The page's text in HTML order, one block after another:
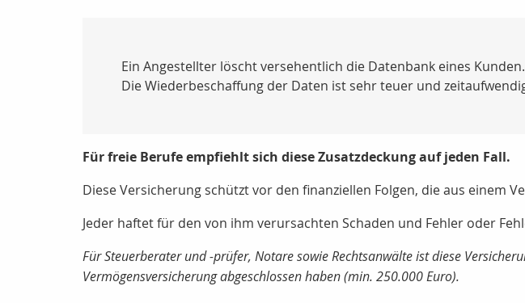
Ein Angestellter löscht versehentlich die Datenbank eines Kunden.
Die Wiederbeschaffung der Daten ist sehr teuer und
Für freie Berufe empfiehlt sich diese Zusatzdeckung auf jeden Fall.
Diese Versicherung schützt vor den finanziellen Folgen, die aus einem
Jeder haftet für den von ihm verursachten Schaden und Fehler oder
Für Steuerberater und -prüfer, Notare sowie Rechtsanwälte ist diese
Vermögensversicherung abgeschlossen haben (min. 250.000 Euro).